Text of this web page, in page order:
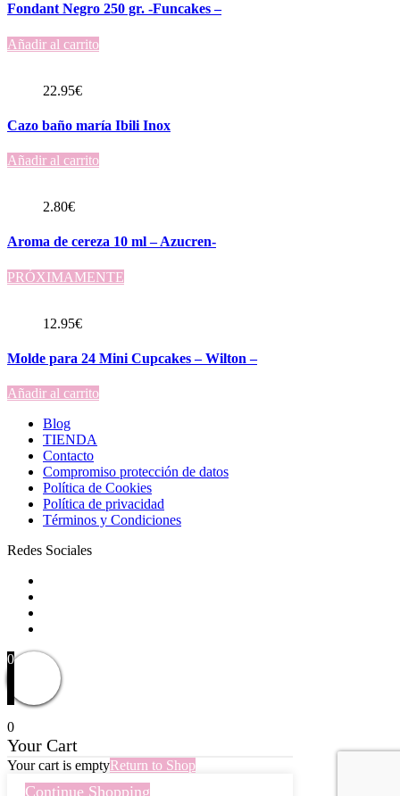
Fondant Negro 250 gr. -Funcakes –
Añadir al carrito
22.95€
Cazo baño maría Ibili Inox
Añadir al carrito
2.80€
Aroma de cereza 10 ml – Azucren-
PRÓXIMAMENTE
12.95€
Molde para 24 Mini Cupcakes – Wilton –
Añadir al carrito
Blog
TIENDA
Contacto
Compromiso protección de datos
Política de Cookies
Política de privacidad
Términos y Condiciones
Redes Sociales
0
0
Your Cart
Your cart is emptyReturn to Shop
Continue Shopping